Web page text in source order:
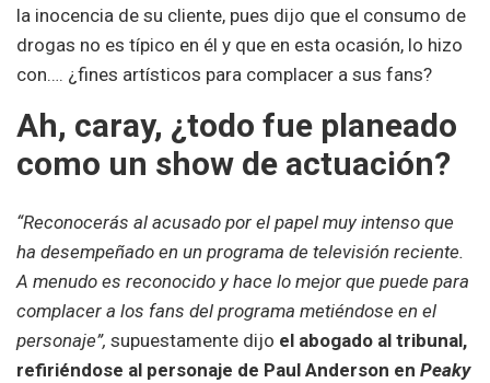
la inocencia de su cliente, pues dijo que el consumo de
drogas no es típico en él y que en esta ocasión, lo hizo
con…. ¿fines artísticos para complacer a sus fans?
Ah, caray, ¿todo fue planeado
como un show de actuación?
“Reconocerás al acusado por el papel muy intenso que
ha desempeñado en un programa de televisión reciente.
A menudo es reconocido y hace lo mejor que puede para
complacer a los fans del programa metiéndose en el
personaje”, supuestamente dijo el abogado al tribunal,
refiriéndose al personaje de Paul Anderson en Peaky